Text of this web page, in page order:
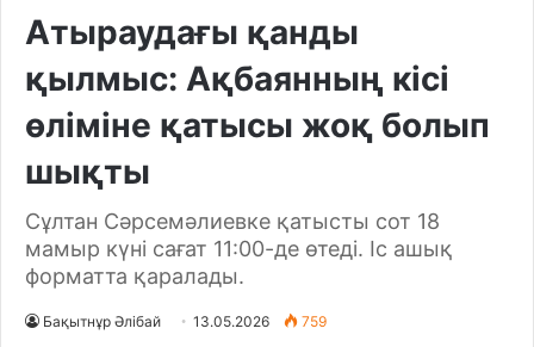
Атыраудағы қанды
қылмыс: Ақбаянның кісі
өліміне қатысы жоқ болып
шықты
Сұлтан Сәрсемәлиевке қатысты сот 18
мамыр күні сағат 11:00-де өтеді. Іс ашық
форматта қаралады.
Бақытнұр Әлібай 13.05.2026 759